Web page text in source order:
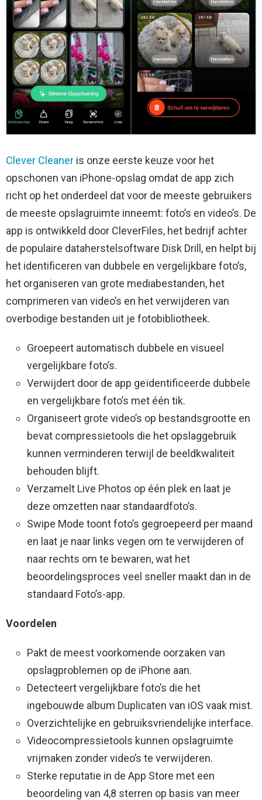
Clever Cleaner is onze eerste keuze voor het
opschonen van iPhone-opslag omdat de app zich
richt op het onderdeel dat voor de meeste gebruikers
de meeste opslagruimte inneemt: foto’s en video’s. De
app is ontwikkeld door CleverFiles, het bedrijf achter
de populaire dataherstelsoftware Disk Drill, en helpt bij
het identificeren van dubbele en vergelijkbare foto’s,
het organiseren van grote mediabestanden, het
comprimeren van video’s en het verwijderen van
overbodige bestanden uit je fotobibliotheek.
Groepeert automatisch dubbele en visueel
vergelijkbare foto’s.
Verwijdert door de app geïdentificeerde dubbele
en vergelijkbare foto’s met één tik.
Organiseert grote video’s op bestandsgrootte en
bevat compressietools die het opslaggebruik
kunnen verminderen terwijl de beeldkwaliteit
behouden blijft.
Verzamelt Live Photos op één plek en laat je
deze omzetten naar standaardfoto’s.
Swipe Mode toont foto’s gegroepeerd per maand
en laat je naar links vegen om te verwijderen of
naar rechts om te bewaren, wat het
beoordelingsproces veel sneller maakt dan in de
standaard Foto’s-app.
Voordelen
Pakt de meest voorkomende oorzaken van
opslagproblemen op de iPhone aan.
Detecteert vergelijkbare foto’s die het
ingebouwde album Duplicaten van iOS vaak mist.
Overzichtelijke en gebruiksvriendelijke interface.
Videocompressietools kunnen opslagruimte
vrijmaken zonder video’s te verwijderen.
Sterke reputatie in de App Store met een
beoordeling van 4,8 sterren op basis van meer